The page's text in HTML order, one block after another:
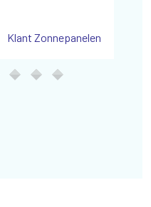
Klant Zonnepanelen